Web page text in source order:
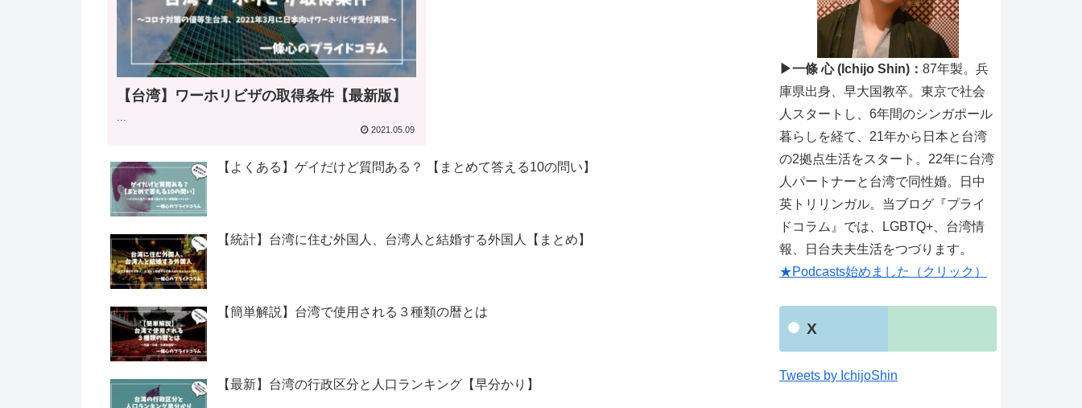
【台湾】ワーホリビザの取得条件【最新版】
...
2021.05.09
【よくある】ゲイだけど質問ある？ 【まとめて答える10の問い】
【統計】台湾に住む外国人、台湾人と結婚する外国人【まとめ】
【簡単解説】台湾で使用される３種類の暦とは
【最新】台湾の行政区分と人口ランキング【早分かり】
▶一條 心 (Ichijo Shin)： 87年製。兵
庫県出身、早大国教卒。東京で社会
人スタートし、6年間のシンガポール
暮らしを経て、21年から日本と台湾
の2拠点生活をスタート。22年に台湾
人パートナーと台湾で同性婚。日中
英トリリンガル。当ブログ『プライ
ドコラム』では、LGBTQ+、台湾情
報、日台夫夫生活をつづります。
★Podcasts始めました（クリック）
X
Tweets by IchijoShin